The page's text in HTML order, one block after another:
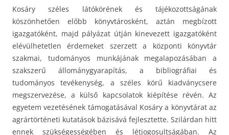
Kosáry széles látókörének és tájékozottságának
köszönhetően előbb könyvtárosként, aztán megbízott
igazgatóként, majd pályázat útján kinevezett igazgatóként
elévülhetetlen érdemeket szerzett a központi könyvtár
szakmai, tudományos munkájának megalapozásában a
szakszerű állománygyarapítás, a bibliográfiai és
tudományos tevékenység, a széles körű kiadványcsere
megszervezése, a külső kapcsolatok kiépítése révén. Az
egyetem vezetésének támogatásával Kosáry a könyvtárat az
agrártörténeti kutatások bázisává fejlesztette. Szilárdan hitt
ennek szükségességében és létjogosultságában. Az